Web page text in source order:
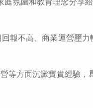
報不高、商業運營壓力
等方面沉澱寶貴經驗，